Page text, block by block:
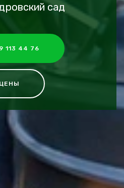
сад
113 44 76
ЦЕНЫ